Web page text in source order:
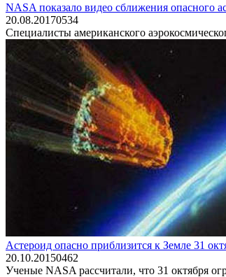
NASA показало видео сближения опасного
20.08.20170534
Специалисты американского
Астероид опасно приблизится к Земле 31
20.10.20150462
Ученые NASA рассчитали, что 31 октября